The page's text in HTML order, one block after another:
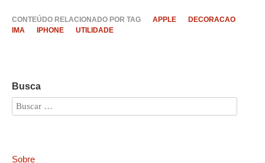
CONTEÚDO RELACIONADO POR TAG APPLE
DECORACAO
IMA
IPHONE UTILIDADE
Busca
Sobre